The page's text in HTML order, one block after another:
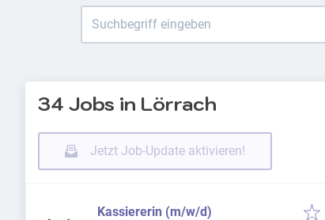
34 Jobs in Lörrach
Jetzt Job-Update aktivieren!
Kassiererin (m/w/d)